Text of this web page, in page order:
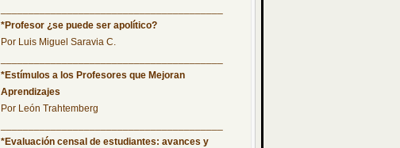
*Profesor ¿se puede ser apolítico?
Por Luis Miguel Saravia C.
*Estímulos a los Profesores que Mejoran
Aprendizajes
Por León Trahtemberg
*Evaluación censal de estudiantes: avances y